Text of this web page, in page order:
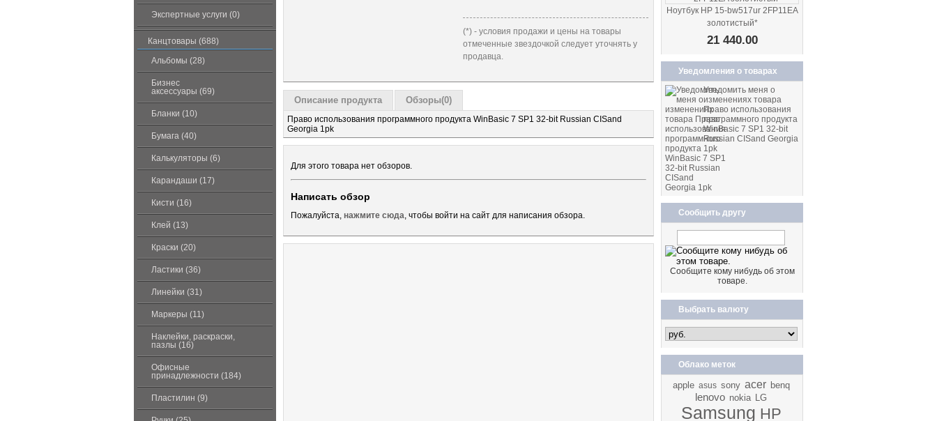
Экспертные услуги (0)
Канцтовары (688)
Альбомы (28)
Бизнес
аксессуары (69)
Бланки (10)
Бумага (40)
Калькуляторы (6)
Карандаши (17)
Кисти (16)
Клей (13)
Краски (20)
Ластики (36)
Линейки (31)
Маркеры (11)
Наклейки, раскраски,
пазлы (16)
Офисные
принадлежности (184)
Пластилин (9)
(*) - условия продажи и цены на товары
отмеченные звездочкой следует уточнять у
продавца.
Описание продукта Обзоры(0)
Право использования программного продукта WinBasic 7 SP1 32-bit Russian CISand
Georgia 1pk
Для этого товара нет обзоров.
Написать обзор
Пожалуйста, нажмите сюда, чтобы войти на сайт для написания обзора.
Ноутбук HP 15-bw517ur 2FP11EA
золотистый*
21 440.00
Уведомления о товарах
Уведомить меня о
изменениях товара
Право использования
программного продукта
WinBasic 7 SP1 32-bit
Russian CISand Georgia
1pk
Сообщить другу
Сообщите кому нибудь об этом
товаре.
Выбрать валюту
Облако меток
apple asus sony acer benq
lenovo nokia LG
Samsung HP